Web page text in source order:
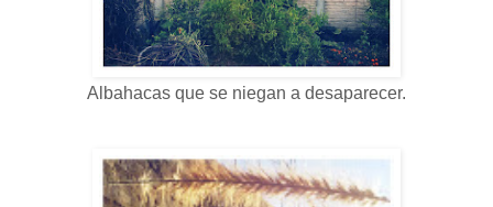
Albahacas que se niegan a desaparecer.